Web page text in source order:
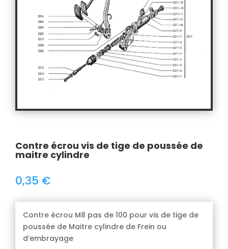
Contre écrou vis de tige de poussée de
maitre cylindre
0,35 €
Contre écrou M8 pas de 100 pour vis de tige de
poussée de Maitre cylindre de Frein ou
d’embrayage